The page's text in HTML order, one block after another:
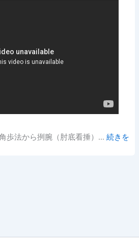
歩法から挒腕（肘底看捶）… 続きを